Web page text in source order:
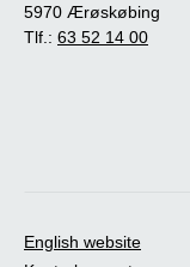
5970 Ærøskøbing
Tlf.: 63 52 14 00
English website